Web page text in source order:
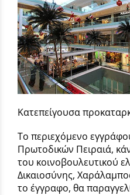
Κατεπείγουσα
Το περιεχόμενο
Πρωτοδικών Πειραιά,
του κοινοβουλευτικού
Δικαιοσύνης,
το έγγραφο, θα